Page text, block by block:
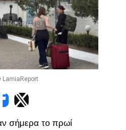
σήμερα το πρωί